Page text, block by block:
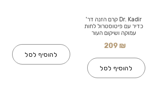
להוסיף לסל
Dr. Kadir קרם הזנה דר'
כדיר עם פיטוסטרול לחות
עמוקה ושיקום העור
209 ₪
להוסיף לסל